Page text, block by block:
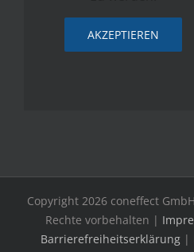
AKZEPTIEREN
Copyright 2026 coneffect
Rechte vorbehalten |
Barrierefreiheitserklärung |